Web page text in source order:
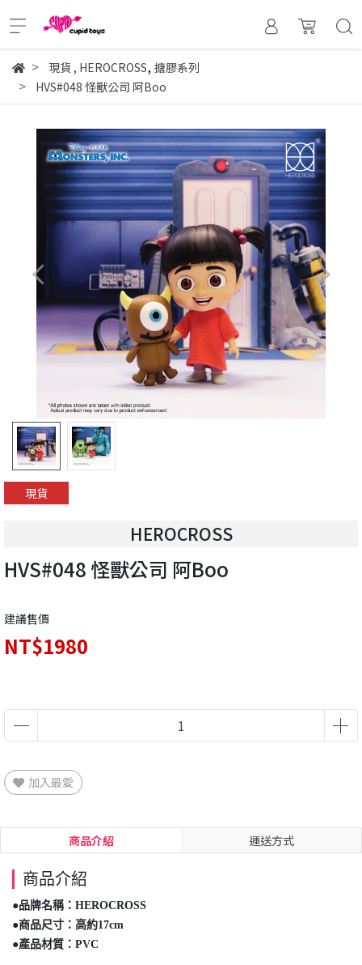
現貨, HEROCROSS, 搪膠系列
HVS#048 怪獸公司 阿Boo
現貨
HEROCROSS
HVS#048 怪獸公司 阿Boo
建議售價
NT$1980
加入最愛
商品介紹 運送方式
商品介紹
●品牌名稱：HEROCROSS
●商品尺寸：高約17cm
●產品材質：PVC